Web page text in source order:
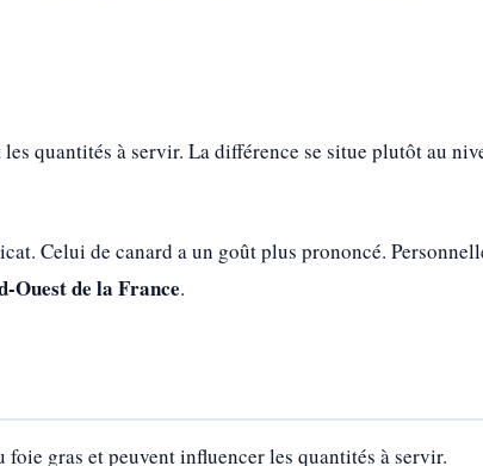
quantités à servir. La différence se situe plutôt au
Celui de canard a un goût plus prononcé.
Ouest de la France.
gras et peuvent influencer les quantités à servir.